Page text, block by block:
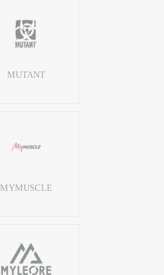
MUTANT
MYMUSCLE